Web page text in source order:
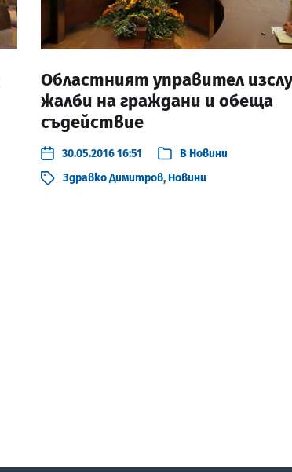
Областният управител
жалби на граждани и обеща
съдействие
30.05.2016 16:51 ВНовини
Здравко Димитров,Новини